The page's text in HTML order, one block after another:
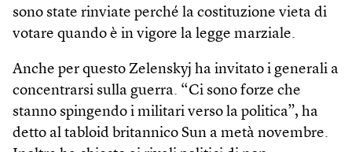
sono state rinviate perché la costituzione vieta di
votare quando è in vigore la legge marziale.
Anche per questo Zelenskyj ha invitato i generali a
concentrarsi sulla guerra. “Ci sono forze che
stanno spingendo i militari verso la politica”, ha
detto al tabloid britannico Sun a metà novembre.